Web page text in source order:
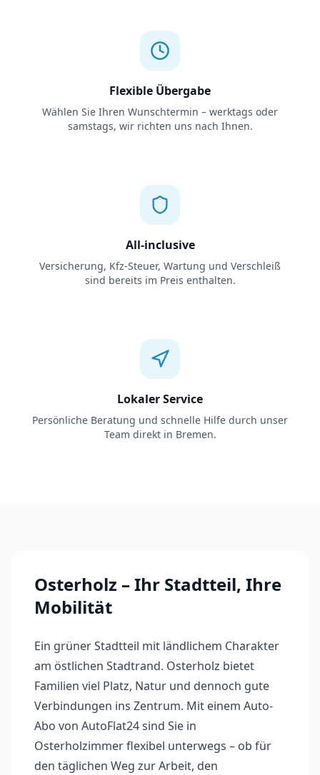
Flexible Übergabe
Wählen Sie Ihren Wunschtermin – werktags oder
samstags, wir richten uns nach Ihnen.
All-inclusive
Versicherung, Kfz-Steuer, Wartung und Verschleiß
sind bereits im Preis enthalten.
Lokaler Service
Persönliche Beratung und schnelle Hilfe durch unser
Team direkt in Bremen.
Osterholz – Ihr Stadtteil, Ihre
Mobilität
Ein grüner Stadtteil mit ländlichem Charakter
am östlichen Stadtrand. Osterholz bietet
Familien viel Platz, Natur und dennoch gute
Verbindungen ins Zentrum. Mit einem Auto-
Abo von AutoFlat24 sind Sie in
Osterholzimmer flexibel unterwegs – ob für
den täglichen Weg zur Arbeit, den